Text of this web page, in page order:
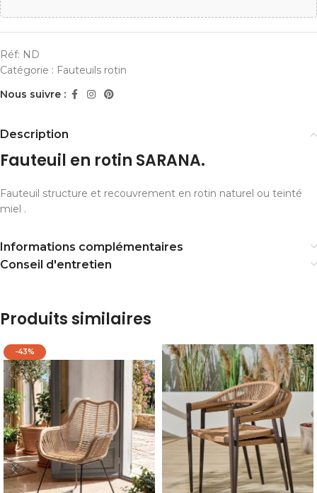
Réf: ND
Catégorie : Fauteuils rotin
Nous suivre :
Description
Fauteuil en rotin SARANA.
Fauteuil structure et recouvrement en rotin naturel ou teinté
miel .
Informations complémentaires
Conseil d'entretien
Produits similaires
-43%